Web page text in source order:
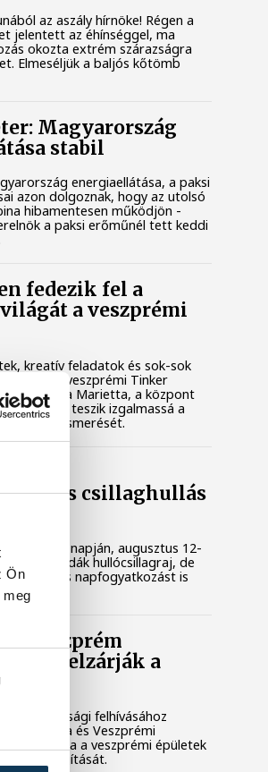
Ön
meg
az aszály hírnöke! Régen a
jelentett az éhínséggel, ma
okozta extrém szárazságra
Elmeséljük a baljós kőtömb
Magyarország
stabil
energiaellátása, a paksi
azon dolgoznak, hogy az utolsó
hibamentesen működjön -
a paksi erőműnél tett keddi
fedezik fel a
a veszprémi
kreatív feladatok és sok-sok
a veszprémi Tinker
Balassa Marietta, a központ
hogyan teszik izgalmassá a
megismerését.
én
és csillaghullás
napján, augusztus 12-
a Perseidák hullócsillagraj, de
részleges napfogyatkozást is
Veszprém
elzárják a
felhívásához
városa és Veszprémi
lekapcsolta a veszprémi épületek
díszkivilágítását.